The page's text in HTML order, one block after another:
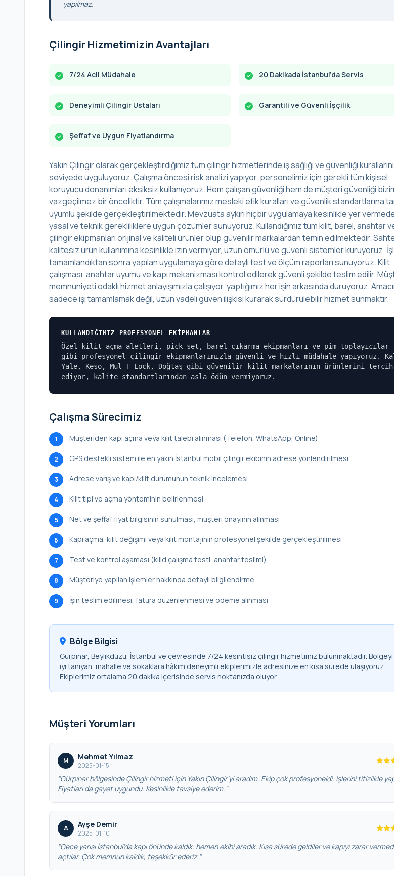
yapılmaz.
Çilingir Hizmetimizin Avantajları
7/24 Acil Müdahale 20 Dakikada İstanbul’da Servis
Deneyimli Çilingir Ustaları Garantili ve Güvenli İşçilik
Şeffaf ve Uygun Fiyatlandırma
Yakın Çilingir olarak gerçekleştirdiğimiz tüm çilingir hizmetlerinde iş sağlığı ve güvenliği
seviyede uyguluyoruz. Çalışma öncesi risk analizi yapıyor, personelimiz için gerekli tüm kişisel
koruyucu donanımları eksiksiz kullanıyoruz. Hem çalışan güvenliği hem de müşteri güvenliği
vazgeçilmez bir önceliktir. Tüm çalışmalarımız mesleki etik kuralları ve güvenlik standartlarına
uyumlu şekilde gerçekleştirilmektedir. Mevzuata aykırı hiçbir uygulamaya kesinlikle yer
yasal ve teknik gerekliliklere uygun çözümler sunuyoruz. Kullandığımız tüm kilit, barel, anahtar
çilingir ekipmanları orijinal ve kaliteli ürünler olup güvenilir markalardan temin edilmektedir.
kalitesiz ürün kullanımına kesinlikle izin vermiyor, uzun ömürlü ve güvenli sistemler kuruyoruz.
tamamlandıktan sonra yapılan uygulamaya göre detaylı test ve ölçüm raporları sunuyoruz. Kilit
çalışması, anahtar uyumu ve kapı mekanizması kontrol edilerek güvenli şekilde teslim edilir.
memnuniyeti odaklı hizmet anlayışımızla çalışıyor, yaptığımız her işin arkasında duruyoruz.
sadece işi tamamlamak değil, uzun vadeli güven ilişkisi kurarak sürdürülebilir hizmet sunmaktır.
KULLANDIĞIMIZ PROFESYONEL EKIPMANLAR
Özel kilit açma aletleri, pick set, barel çıkarma ekipmanları ve pim toplayıcılar
gibi profesyonel çilingir ekipmanlarımızla güvenli ve hızlı müdahale yapıyoruz.
Yale, Keso, Mul-T-Lock, Doğtaş gibi güvenilir kilit markalarının ürünlerini tercih
ediyor, kalite standartlarından asla ödün vermiyoruz.
Çalışma Sürecimiz
1 Müşteriden kapı açma veya kilit talebi alınması (Telefon, WhatsApp, Online)
2 GPS destekli sistem ile en yakın İstanbul mobil çilingir ekibinin adrese yönlendirilmesi
3 Adrese varış ve kapı/kilit durumunun teknik incelemesi
4 Kilit tipi ve açma yönteminin belirlenmesi
5 Net ve şeffaf fiyat bilgisinin sunulması, müşteri onayının alınması
6 Kapı açma, kilit değişimi veya kilit montajının profesyonel şekilde gerçekleştirilmesi
7 Test ve kontrol aşaması (kilid çalışma testi, anahtar teslimi)
8 Müşteriye yapılan işlemler hakkında detaylı bilgilendirme
9 İşin teslim edilmesi, fatura düzenlenmesi ve ödeme alınması
Bölge Bilgisi
Gürpınar, Beylikdüzü, İstanbul ve çevresinde 7/24 kesintisiz çilingir hizmetimiz bulunmaktadır.
iyi tanıyan, mahalle ve sokaklara hâkim deneyimli ekiplerimizle adresinize en kısa sürede ulaşıyoruz.
Ekiplerimiz ortalama 20 dakika içerisinde servis noktanızda oluyor.
Müşteri Yorumları
M Mehmet Yılmaz
2025-01-15
"Gürpınar bölgesinde Çilingir hizmeti için Yakın Çilingir’yi aradım. Ekip çok profesyoneldi, işlerini titizlikle
Fiyatları da gayet uygundu. Kesinlikle tavsiye ederim."
A Ayşe Demir
2025-01-10
"Gece yarısı İstanbul’da kapı önünde kaldık, hemen ekibi aradık. Kısa sürede geldiler ve kapıyı zarar
açtılar. Çok memnun kaldık, teşekkür ederiz."